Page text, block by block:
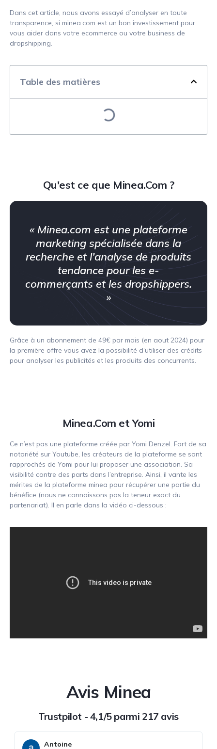
Dans cet article, nous avons essayé d’analyser en toute
transparence, si minea.com est un bon investissement pour
vous aider dans votre ecommerce ou votre business de
dropshipping.
Table des matières
Qu'est ce que Minea.Com ?
« Minea.com est une plateforme
marketing spécialisée dans la
recherche et l’analyse de produits
tendance pour les e-
commerçants et les dropshippers.
»
Grâce à un abonnement de 49€ par mois (en aout 2024) pour
la première offre vous avez la possibilité d’utiliser des crédits
pour analyser les publicités et les produits des concurrents.
Minea.Com et Yomi
Ce n’est pas une plateforme créée par Yomi Denzel. Fort de sa
notoriété sur Youtube, les créateurs de la plateforme se sont
rapprochés de Yomi pour lui proposer une association. Sa
visibilité contre des parts dans l’entreprise. Ainsi, il vante les
mérites de la plateforme minea pour récupérer une partie du
bénéfice (nous ne connaissons pas la teneur exact du
partenariat). Il en parle dans la vidéo ci-dessous :
Avis Minea
Trustpilot - 4,1/5 parmi 217 avis
Antoine